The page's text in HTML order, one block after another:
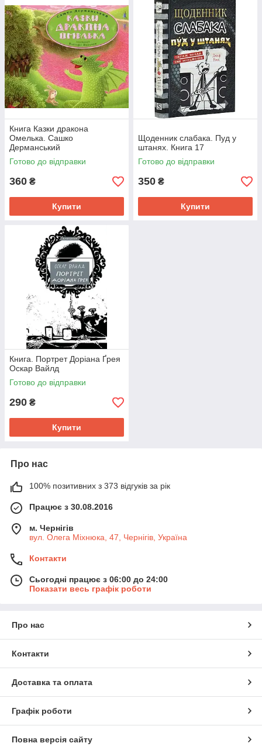
Книга Казки дракона
Омелька. Сашко
Дерманський
Готово до відправки
360 ₴
Купити
Щоденник слабака. Пуд у
штанях. Книга 17
Готово до відправки
350 ₴
Купити
Книга. Портрет Доріана Ґрея
Оскар Вайлд
Готово до відправки
290 ₴
Купити
Про нас
100% позитивних з 373 відгуків за рік
Працює з 30.08.2016
м. Чернігів
вул. Олега Міхнюка, 47, Чернігів, Україна
Контакти
Сьогодні працює з 06:00 до 24:00
Показати весь графік роботи
Про нас
Контакти
Доставка та оплата
Графік роботи
Повна версія сайту